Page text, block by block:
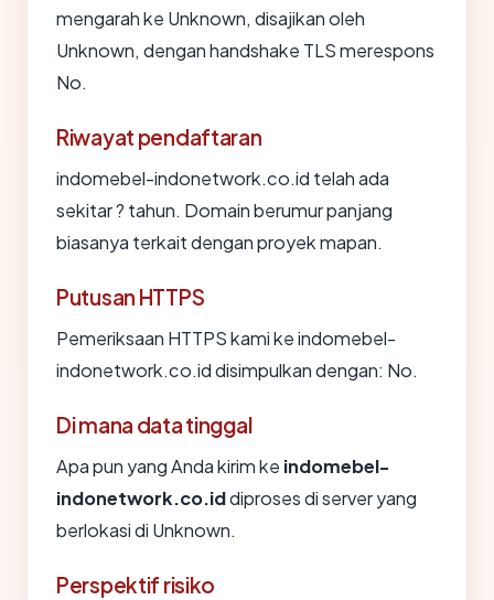
mengarah ke Unknown, disajikan oleh
Unknown, dengan handshake TLS merespons
No.
Riwayat pendaftaran
indomebel-indonetwork.co.id telah ada
sekitar ? tahun. Domain berumur panjang
biasanya terkait dengan proyek mapan.
Putusan HTTPS
Pemeriksaan HTTPS kami ke indomebel-
indonetwork.co.id disimpulkan dengan: No.
Di mana data tinggal
Apa pun yang Anda kirim ke indomebel-
indonetwork.co.iddiproses di server yang
berlokasi di Unknown.
Perspektif risiko